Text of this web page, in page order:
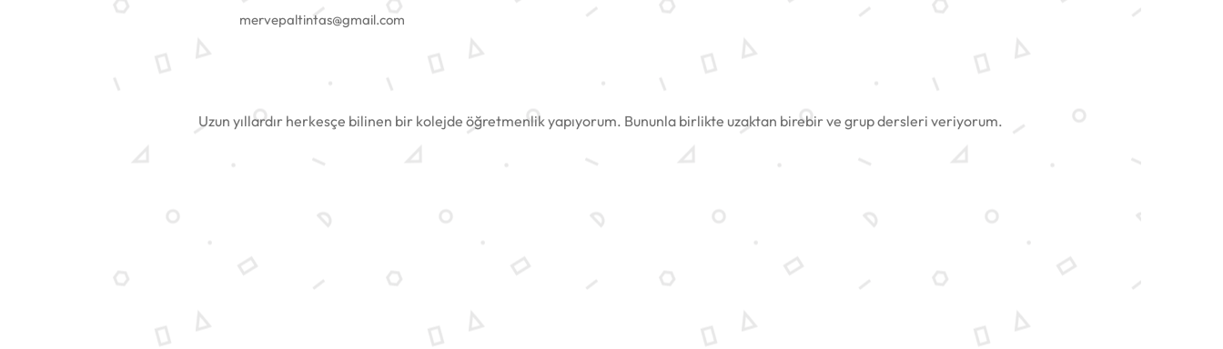
mervepaltintas@gmail.com
Uzun yıllardır herkesçe bilinen bir kolejde öğretmenlik yapıyorum. Bununla birlikte uzaktan birebir ve grup dersleri veriyorum.